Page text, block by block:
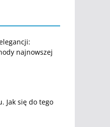
najnowszej
Jak się do tego